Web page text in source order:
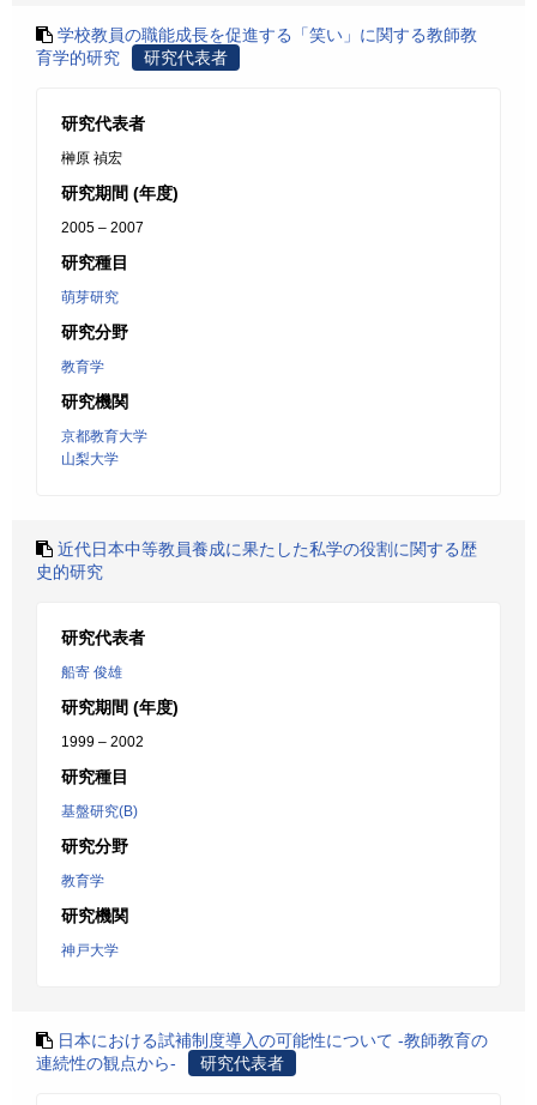
学校教員の職能成長を促進する「笑い」に関する教師教
育学的研究
研究代表者
研究代表者
榊原 禎宏
研究期間 (年度)
2005 – 2007
研究種目
萌芽研究
研究分野
教育学
研究機関
京都教育大学
山梨大学
近代日本中等教員養成に果たした私学の役割に関する歴
史的研究
研究代表者
船寄 俊雄
研究期間 (年度)
1999 – 2002
研究種目
基盤研究(B)
研究分野
教育学
研究機関
神戸大学
日本における試補制度導入の可能性について -教師教育の
連続性の観点から-
研究代表者